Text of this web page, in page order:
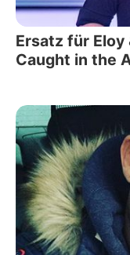
Ersatz für Eloy
Caught in the